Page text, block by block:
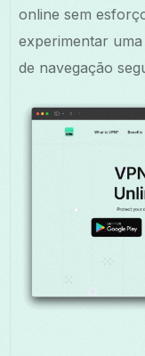
online sem
experimentar
de navegação